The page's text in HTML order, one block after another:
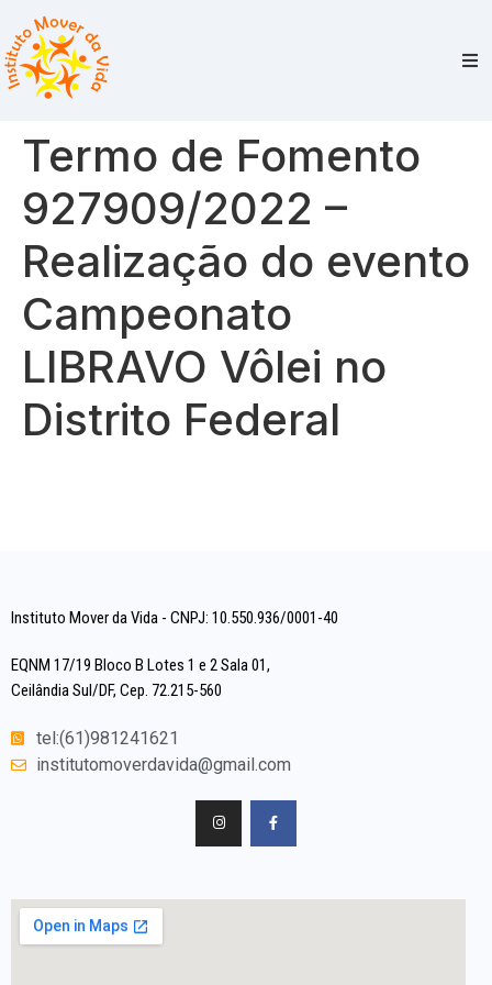
Termo de Fomento
927909/2022 –
Realização do evento
Campeonato
LIBRAVO Vôlei no
Distrito Federal
Instituto Mover da Vida - CNPJ: 10.550.936/0001-40
EQNM 17/19 Bloco B Lotes 1 e 2 Sala 01,
Ceilândia Sul/DF, Cep. 72.215-560
tel:(61)981241621
institutomoverdavida@gmail.com